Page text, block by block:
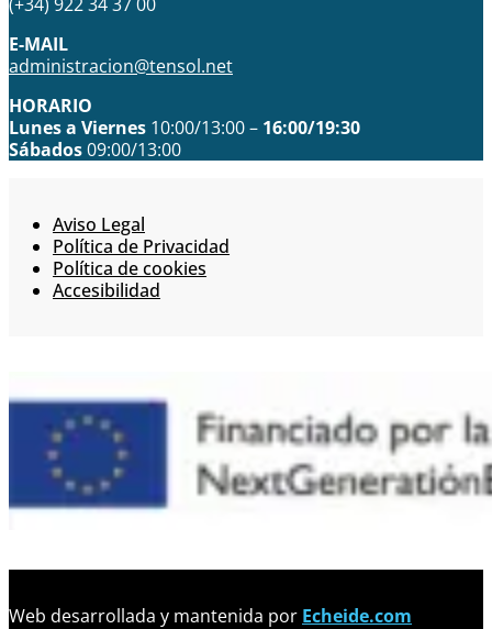
E-MAIL
administracion@tensol.net
HORARIO
Lunes a Viernes 10:00/13:00 – 16:00/19:30
Sábados09:00/13:00
Aviso Legal
Política de Privacidad
Política de cookies
Accesibilidad
Web desarrollada y mantenida por Echeide.com